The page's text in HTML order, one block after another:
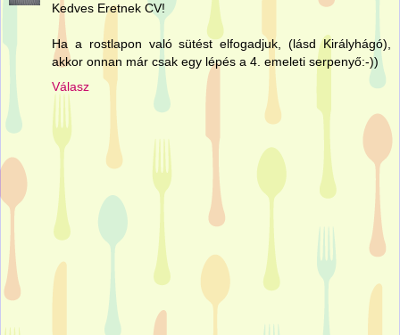
Kedves Eretnek CV!
Ha a rostlapon való sütést elfogadjuk, (lásd Királyhágó),
akkor onnan már csak egy lépés a 4. emeleti serpenyő:-))
Válasz